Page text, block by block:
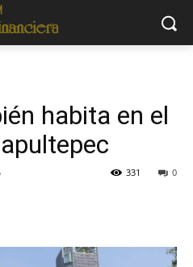
habita en el
0
331